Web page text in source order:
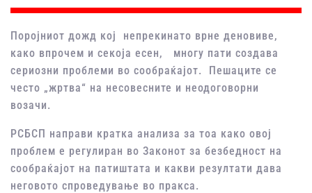
Поројниот дожд кој непрекинато врне деновиве,
како впрочем и секоја есен, многу пати создава
сериозни проблеми во сообраќајот. Пешаците се
често „жртва“ на несовесните и неодоговорни
возачи.
РСБСП направи кратка анализа за тоа како овој
проблем е регулиран во Законот за безбедност на
сообраќајот на патиштата и какви резултати дава
неговото спроведување во пракса.